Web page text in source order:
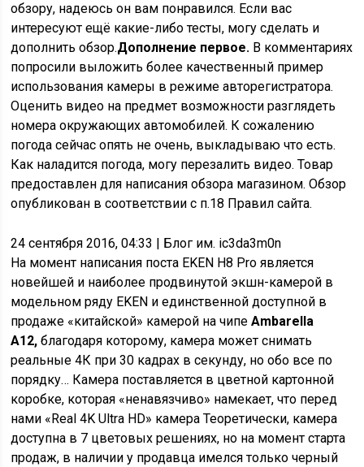
обзору, надеюсь он вам понравился. Если вас
интересуют ещё какие-либо тесты, могу сделать и
дополнить обзор.Дополнение первое. В комментариях
попросили выложить более качественный пример
использования камеры в режиме авторегистратора.
Оценить видео на предмет возможности разглядеть
номера окружающих автомобилей. К сожалению
погода сейчас опять не очень, выкладываю что есть.
Как наладится погода, могу перезалить видео. Товар
предоставлен для написания обзора магазином. Обзор
опубликован в соответствии с п.18 Правил сайта.
24 сентября 2016, 04:33
| Блог им. ic3da3m0n
На момент написания поста EKEN H8 Pro является
новейшей и наиболее продвинутой экшн-камерой в
модельном ряду EKEN и единственной доступной в
продаже «китайской» камерой на чипеAmbarella
A12,благодаря которому, камера может снимать
реальные 4К при 30 кадрах в секунду, но обо все по
порядку… Камера поставляется в цветной картонной
коробке, которая «ненавязчиво» намекает, что перед
нами «Real 4K Ultra HD» камера Теоретически, камера
доступна в 7 цветовых решениях, но на момент старта
продаж, в наличии у продавца имелся только черный